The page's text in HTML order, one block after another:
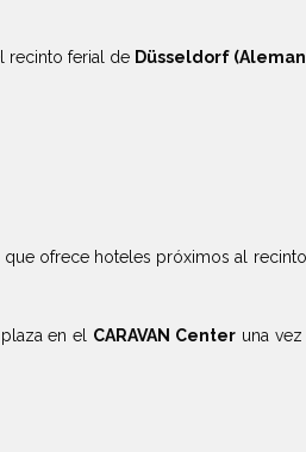
recinto ferial de Düsseldorf
que ofrece hoteles próximos al
en el CARAVAN Center una